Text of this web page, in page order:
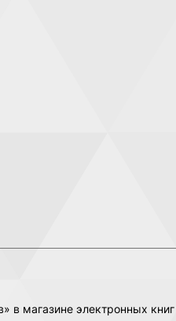
в магазине электронных